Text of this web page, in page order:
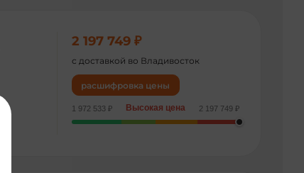
2 197 749 ₽
с доставкой во Владивосток
расшифровка цены
1 972 533 ₽ Высокая цена 2 197 749 ₽